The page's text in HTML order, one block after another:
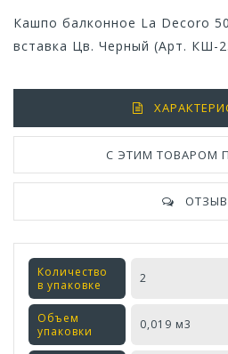
Кашпо балконное La Decoro
вставка Цв. Черный (Арт. КШ-
С ЭТИМ ТОВАРОМ
Количество
в упаковке
2
Объем
упаковки
0,019 м3